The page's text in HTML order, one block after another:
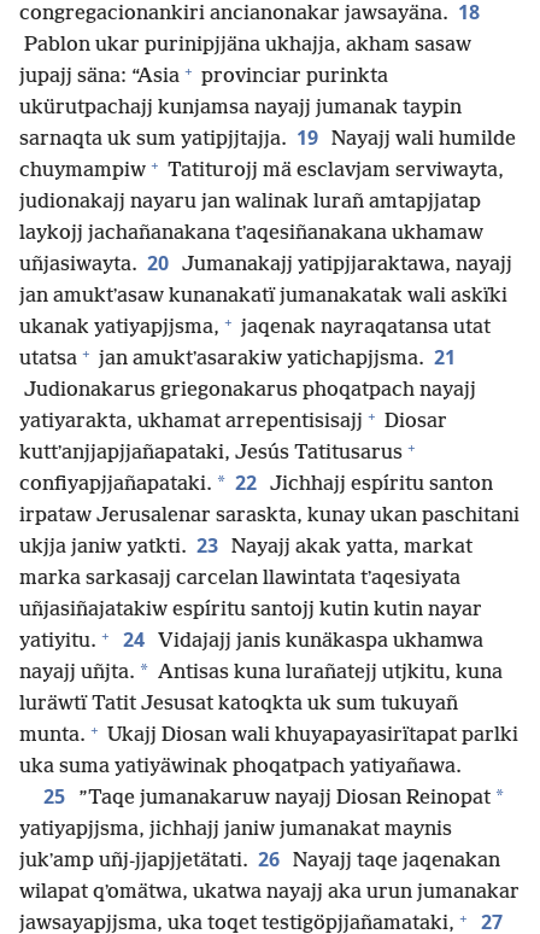
congregacionankiri ancianonakar jawsayäna. 18
Pablon ukar purinipjjäna ukhajja, akham sasaw
jupajj säna: “Asia + provinciar purinkta
ukürutpachajj kunjamsa nayajj jumanak taypin
sarnaqta uk sum yatipjjtajja. 19 Nayajj wali humilde
chuymampiw + Tatiturojj mä esclavjam serviwayta,
judionakajj nayaru jan walinak lurañ amtapjjatap
laykojj jachañanakana tʼaqesiñanakana ukhamaw
uñjasiwayta. 20 Jumanakajj yatipjjaraktawa, nayajj
jan amuktʼasaw kunanakatï jumanakatak wali askïki
ukanak yatiyapjjsma, + jaqenak nayraqatansa utat
utatsa + jan amuktʼasarakiw yatichapjjsma. 21
Judionakarus griegonakarus phoqatpach nayajj
yatiyarakta, ukhamat arrepentisisajj + Diosar
kuttʼanjjapjjañapataki, Jesús Tatitusarus +
confiyapjjañapataki. * 22 Jichhajj espíritu santon
irpataw Jerusalenar saraskta, kunay ukan paschitani
ukjja janiw yatkti. 23 Nayajj akak yatta, markat
marka sarkasajj carcelan llawintata tʼaqesiyata
uñjasiñajatakiw espíritu santojj kutin kutin nayar
yatiyitu. + 24
Vidajajj janis kunäkaspa ukhamwa
nayajj uñjta. * Antisas kuna lurañatejj utjkitu, kuna
luräwtï Tatit Jesusat katoqkta uk sum tukuyañ
munta. + Ukajj Diosan wali khuyapayasirïtapat parlki
uka suma yatiyäwinak phoqatpach yatiyañawa.
25 ”Taqe jumanakaruw nayajj Diosan Reinopat *
yatiyapjjsma, jichhajj janiw jumanakat maynis
jukʼamp uñj-jjapjjetätati. 26 Nayajj taqe jaqenakan
wilapat qʼomätwa, ukatwa nayajj aka urun jumanakar
jawsayapjjsma, uka toqet testigöpjjañamataki, + 27